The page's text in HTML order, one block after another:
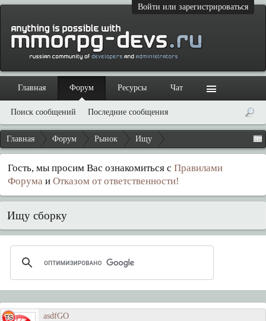
Войти или зарегистрироваться
Главная Форум Рынок Ищу
Гость, мы просим Вас ознакомиться с Правилами
Форума и Отказом от ответственности!
Ищу сборку
asdfGO
Главная Форум
Поиск сообщений Последние сообщения
Ресурсы Чат